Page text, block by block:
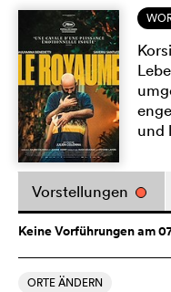
und
Vorstellungen
Keine Vorführungen am
ORTE ÄNDERN